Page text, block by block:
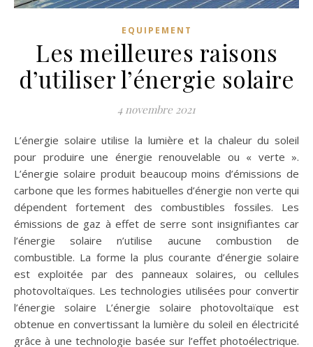
EQUIPEMENT
Les meilleures raisons
d’utiliser l’énergie solaire
4 novembre 2021
L’énergie solaire utilise la lumière et la chaleur du soleil
pour produire une énergie renouvelable ou « verte ».
L’énergie solaire produit beaucoup moins d’émissions de
carbone que les formes habituelles d’énergie non verte qui
dépendent fortement des combustibles fossiles. Les
émissions de gaz à effet de serre sont insignifiantes car
l’énergie solaire n’utilise aucune combustion de
combustible. La forme la plus courante d’énergie solaire
est exploitée par des panneaux solaires, ou cellules
photovoltaïques. Les technologies utilisées pour convertir
l’énergie solaire L’énergie solaire photovoltaïque est
obtenue en convertissant la lumière du soleil en électricité
grâce à une technologie basée sur l’effet photoélectrique.